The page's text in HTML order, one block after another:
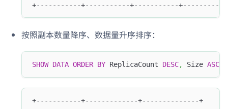
+-----------+-----------+-----------
按照副本数量降序、数据量升序排序：
SHOW DATA ORDER BY ReplicaCount DESC, Size ASC
+-----------+-------------+--------------+